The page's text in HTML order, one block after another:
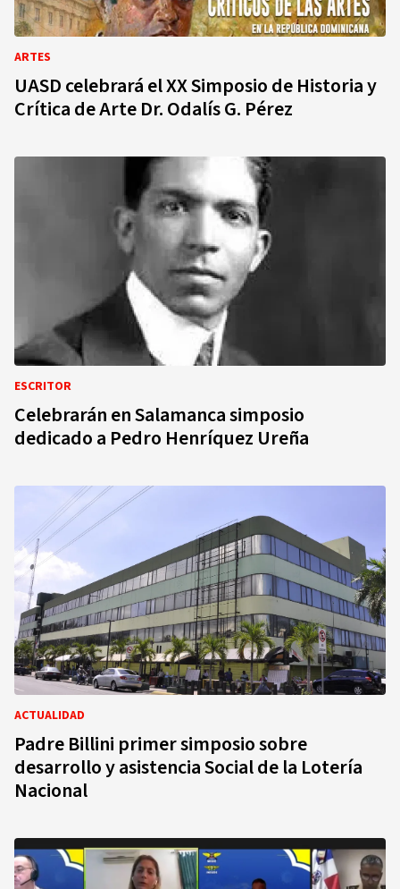
ARTES
UASD celebrará el XX Simposio de Historia y
Crítica de Arte Dr. Odalís G. Pérez
ESCRITOR
Celebrarán en Salamanca simposio
dedicado a Pedro Henríquez Ureña
ACTUALIDAD
Padre Billini primer simposio sobre
desarrollo y asistencia Social de la Lotería
Nacional